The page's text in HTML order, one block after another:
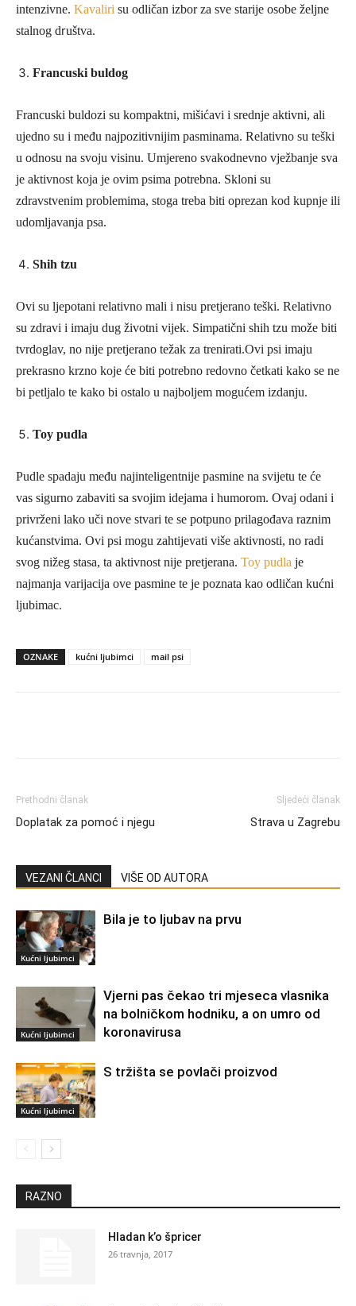
intenzivne. Kavaliri su odličan izbor za sve starije osobe željne
stalnog društva.
Francuski buldog
Francuski buldozi su kompaktni, mišićavi i srednje aktivni, ali
ujedno su i među najpozitivnijim pasminama. Relativno su teški
u odnosu na svoju visinu. Umjereno svakodnevno vježbanje sva
je aktivnost koja je ovim psima potrebna. Skloni su
zdravstvenim problemima, stoga treba biti oprezan kod kupnje ili
udomljavanja psa.
Shih tzu
Ovi su ljepotani relativno mali i nisu pretjerano teški. Relativno
su zdravi i imaju dug životni vijek. Simpatični shih tzu može biti
tvrdoglav, no nije pretjerano težak za trenirati.Ovi psi imaju
prekrasno krzno koje će biti potrebno redovno četkati kako se ne
bi petljalo te kako bi ostalo u najboljem mogućem izdanju.
Toy pudla
Pudle spadaju među najinteligentnije pasmine na svijetu te će
vas sigurno zabaviti sa svojim idejama i humorom. Ovaj odani i
privrženi lako uči nove stvari te se potpuno prilagođava raznim
kućanstvima. Ovi psi mogu zahtijevati više aktivnosti, no radi
svog nižeg stasa, ta aktivnost nije pretjerana. Toy pudla je
najmanja varijacija ove pasmine te je poznata kao odličan kućni
ljubimac.
OZNAKE kućni ljubimci mail psi
Prethodni članak
Doplatak za pomoć i njegu
Sljedeći članak
Strava u Zagrebu
VEZANI ČLANCI VIŠE OD AUTORA
Kućni ljubimci
Bila je to ljubav na prvu
Kućni ljubimci
Vjerni pas čekao tri mjeseca vlasnika
na bolničkom hodniku, a on umro od
koronavirusa
Kućni ljubimci
S tržišta se povlači proizvod
RAZNO
Hladan k’o špricer
26 travnja, 2017